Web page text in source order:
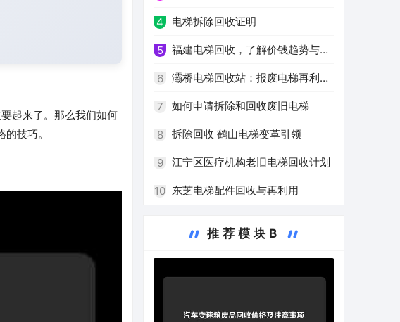
起来了。那么我们如何
技巧。
高效再利用
4 电梯拆除回收证明
5 福建电梯回收，了解价钱趋势与注
意事项
6 灞桥电梯回收站：报废电梯再利用
的环保之路
7 如何申请拆除和回收废旧电梯
8 拆除回收 鹤山电梯变革引领
9 江宁区医疗机构老旧电梯回收计划
10 东芝电梯配件回收与再利用
推荐模块B